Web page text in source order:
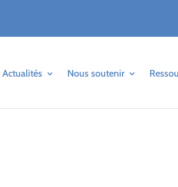
Actualités Nous soutenir